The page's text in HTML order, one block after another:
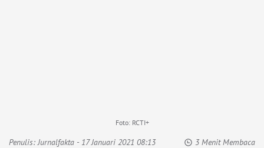
Foto: RCTI+
Penulis:Jurnalfakta - 17 Januari 2021 08:13 3 Menit Membaca